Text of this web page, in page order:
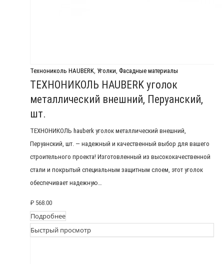
Технониколь HAUBERK, Уголки, Фасадные материалы
ТЕХНОНИКОЛЬ HAUBERK уголок
металлический внешний, Перуанский,
шт.
ТЕХНОНИКОЛЬ hauberk уголок металлический внешний,
Перуанский, шт. — надежный и качественный выбор для вашего
строительного проекта! Изготовленный из высококачественной
стали и покрытый специальным защитным слоем, этот уголок
обеспечивает надежную…
₽ 568.00
Подробнее
Быстрый просмотр